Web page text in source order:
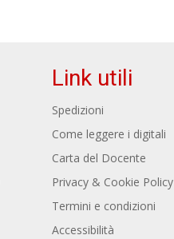
Link utili
Spedizioni
Come leggere i digitali
Carta del Docente
Privacy & Cookie Policy
Termini e condizioni
Accessibilità